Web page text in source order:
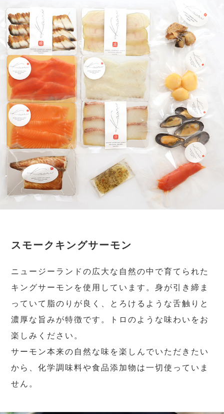
スモークキングサーモン
ニュージーランドの広大な自然の中で育てられた
キングサーモンを使用しています。身が引き締ま
っていて脂のりが良く、とろけるような舌触りと
濃厚な旨みが特徴です。トロのような味わいをお
楽しみください。
サーモン本来の自然な味を楽しんでいただきたい
から、化学調味料や食品添加物は一切使っていま
せん。